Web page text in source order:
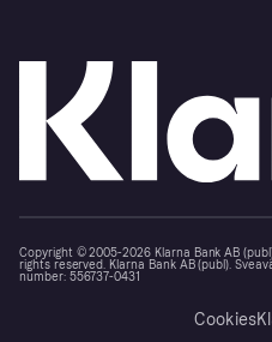
Copyright © 2005-2026 Klarna Bank AB
rights reserved. Klarna Bank AB (publ).
number: 556737-0431
Cookies